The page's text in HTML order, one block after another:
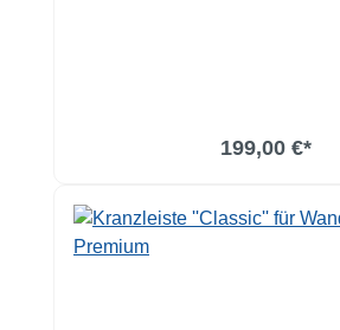
199,00 €*
In den Warenkorb